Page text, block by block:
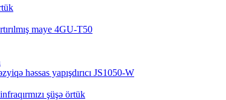
maye 4GU-T50
həssas yapışdırıcı JS1050-W
şüşə örtük